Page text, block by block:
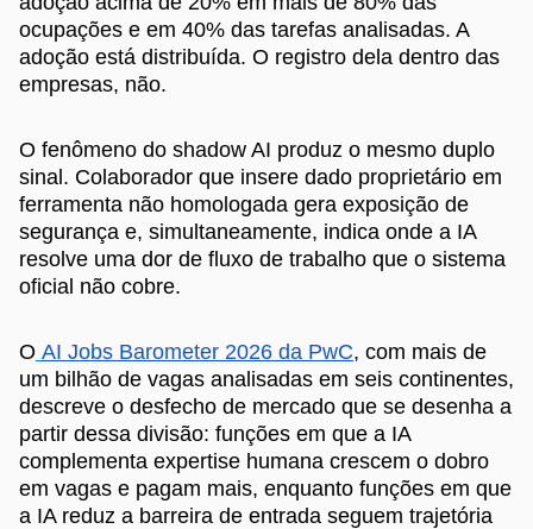
ocupações e em 40% das tarefas analisadas. A
adoção está distribuída. O registro dela dentro das
empresas, não.
O fenômeno do shadow AI produz o mesmo duplo
sinal. Colaborador que insere dado proprietário em
ferramenta não homologada gera exposição de
segurança e, simultaneamente, indica onde a IA
resolve uma dor de fluxo de trabalho que o sistema
oficial não cobre.
O AI Jobs Barometer 2026 da PwC, com mais de
um bilhão de vagas analisadas em seis continentes,
descreve o desfecho de mercado que se desenha a
partir dessa divisão: funções em que a IA
complementa expertise humana crescem o dobro
em vagas e pagam mais, enquanto funções em que
a IA reduz a barreira de entrada seguem trajetória